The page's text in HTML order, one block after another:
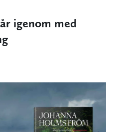
igenom med